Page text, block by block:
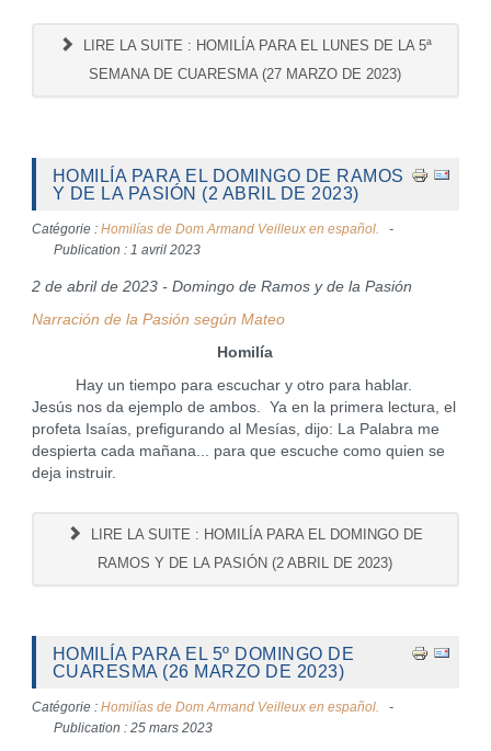
LIRE LA SUITE : HOMILÍA PARA EL LUNES DE LA 5ª
SEMANA DE CUARESMA (27 MARZO DE 2023)
HOMILÍA PARA EL DOMINGO DE RAMOS
Y DE LA PASIÓN (2 ABRIL DE 2023)
Catégorie : Homilías de Dom Armand Veilleux en español.
Publication : 1 avril 2023
2 de abril de 2023 - Domingo de Ramos y de la Pasión
Narración de la Pasión según Mateo
Homilía
Hay un tiempo para escuchar y otro para hablar.
Jesús nos da ejemplo de ambos. Ya en la primera lectura, el
profeta Isaías, prefigurando al Mesías, dijo: La Palabra me
despierta cada mañana... para que escuche como quien se
deja instruir.
LIRE LA SUITE : HOMILÍA PARA EL DOMINGO DE
RAMOS Y DE LA PASIÓN (2 ABRIL DE 2023)
HOMILÍA PARA EL 5º DOMINGO DE
CUARESMA (26 MARZO DE 2023)
Catégorie : Homilías de Dom Armand Veilleux en español.
Publication : 25 mars 2023